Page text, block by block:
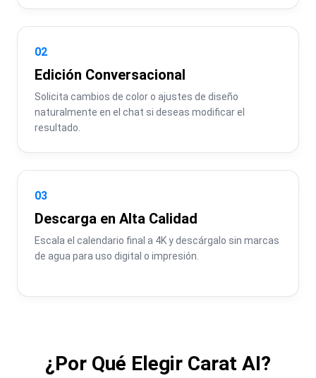
02
Edición Conversacional
Solicita cambios de color o ajustes de diseño
naturalmente en el chat si deseas modificar el
resultado.
03
Descarga en Alta Calidad
Escala el calendario final a 4K y descárgalo sin marcas
de agua para uso digital o impresión.
¿Por Qué Elegir Carat AI?